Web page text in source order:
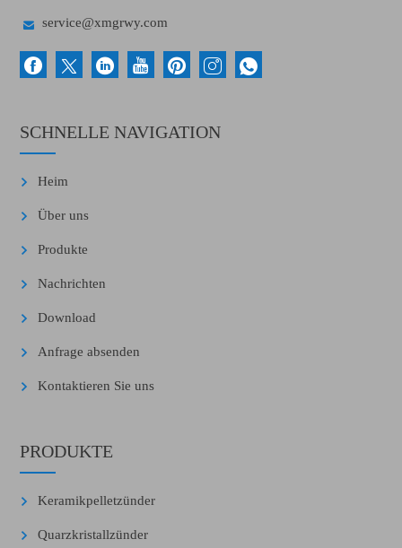
 service@xmgrwy.com
SCHNELLE NAVIGATION
Heim
Über uns
Produkte
Nachrichten
Download
Anfrage absenden
Kontaktieren Sie uns
PRODUKTE
Keramikpelletzünder
Quarzkristallzünder